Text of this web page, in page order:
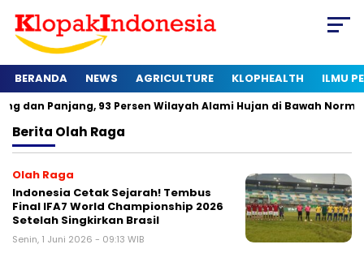
BERANDA NEWS AGRICULTURE KLOPHEALTH ILMU
93 Persen Wilayah Alami Hujan di Bawah Normal
Berita Olah Raga
Olah Raga
Indonesia Cetak Sejarah! Tembus
Final IFA7 World Championship 2026
Setelah Singkirkan Brasil
Senin, 1 Juni 2026 - 09:13 WIB